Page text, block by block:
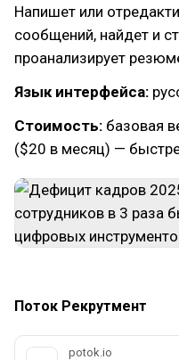
Напишет или
сообщений, найдет и
проанализирует
Язык интерфейса:
Стоимость: базовая
($20 в месяц) —
Поток Рекрутмент
potok.io